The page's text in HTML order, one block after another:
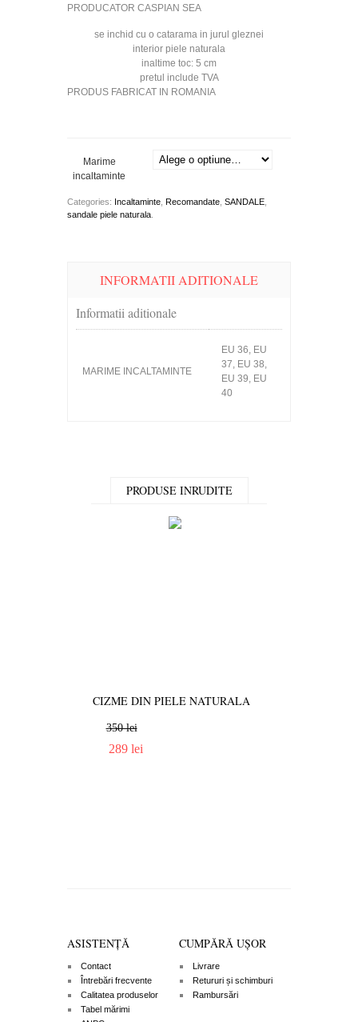
PRODUCATOR CASPIAN SEA
se inchid cu o catarama in jurul gleznei
interior piele naturala
inaltime toc: 5 cm
pretul include TVA
PRODUS FABRICAT IN ROMANIA
Marime
incaltaminte
Categories: Incaltaminte Recomandate SANDALE
sandale piele naturala
INFORMATII ADITIONALE
Informatii aditionale
MARIME INCALTAMINTE
EU 36, EU
37, EU 38,
EU 39, EU
40
PRODUSE INRUDITE
CIZME DIN PIELE NATURALA
350 lei
289 lei
ASISTENȚĂ
Contact
Întrebări frecvente
Calitatea produselor
Tabel mărimi
CUMPĂRĂ UȘOR
Livrare
Retururi și schimburi
Rambursări